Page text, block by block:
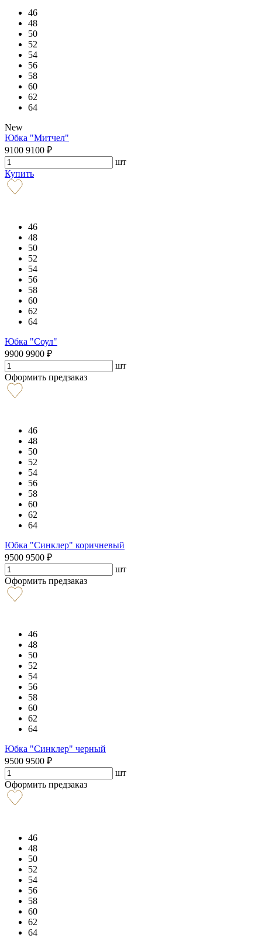
46
48
50
52
54
56
58
60
62
64
New
Юбка "Митчел"
9100 9100 ₽
шт
Купить
46
48
50
52
54
56
58
60
62
64
Юбка "Соул"
9900 9900 ₽
шт
Оформить предзаказ
46
48
50
52
54
56
58
60
62
64
Юбка "Синклер" коричневый
9500 9500 ₽
шт
Оформить предзаказ
46
48
50
52
54
56
58
60
62
64
Юбка "Синклер" черный
9500 9500 ₽
шт
Оформить предзаказ
46
48
50
52
54
56
58
60
62
64